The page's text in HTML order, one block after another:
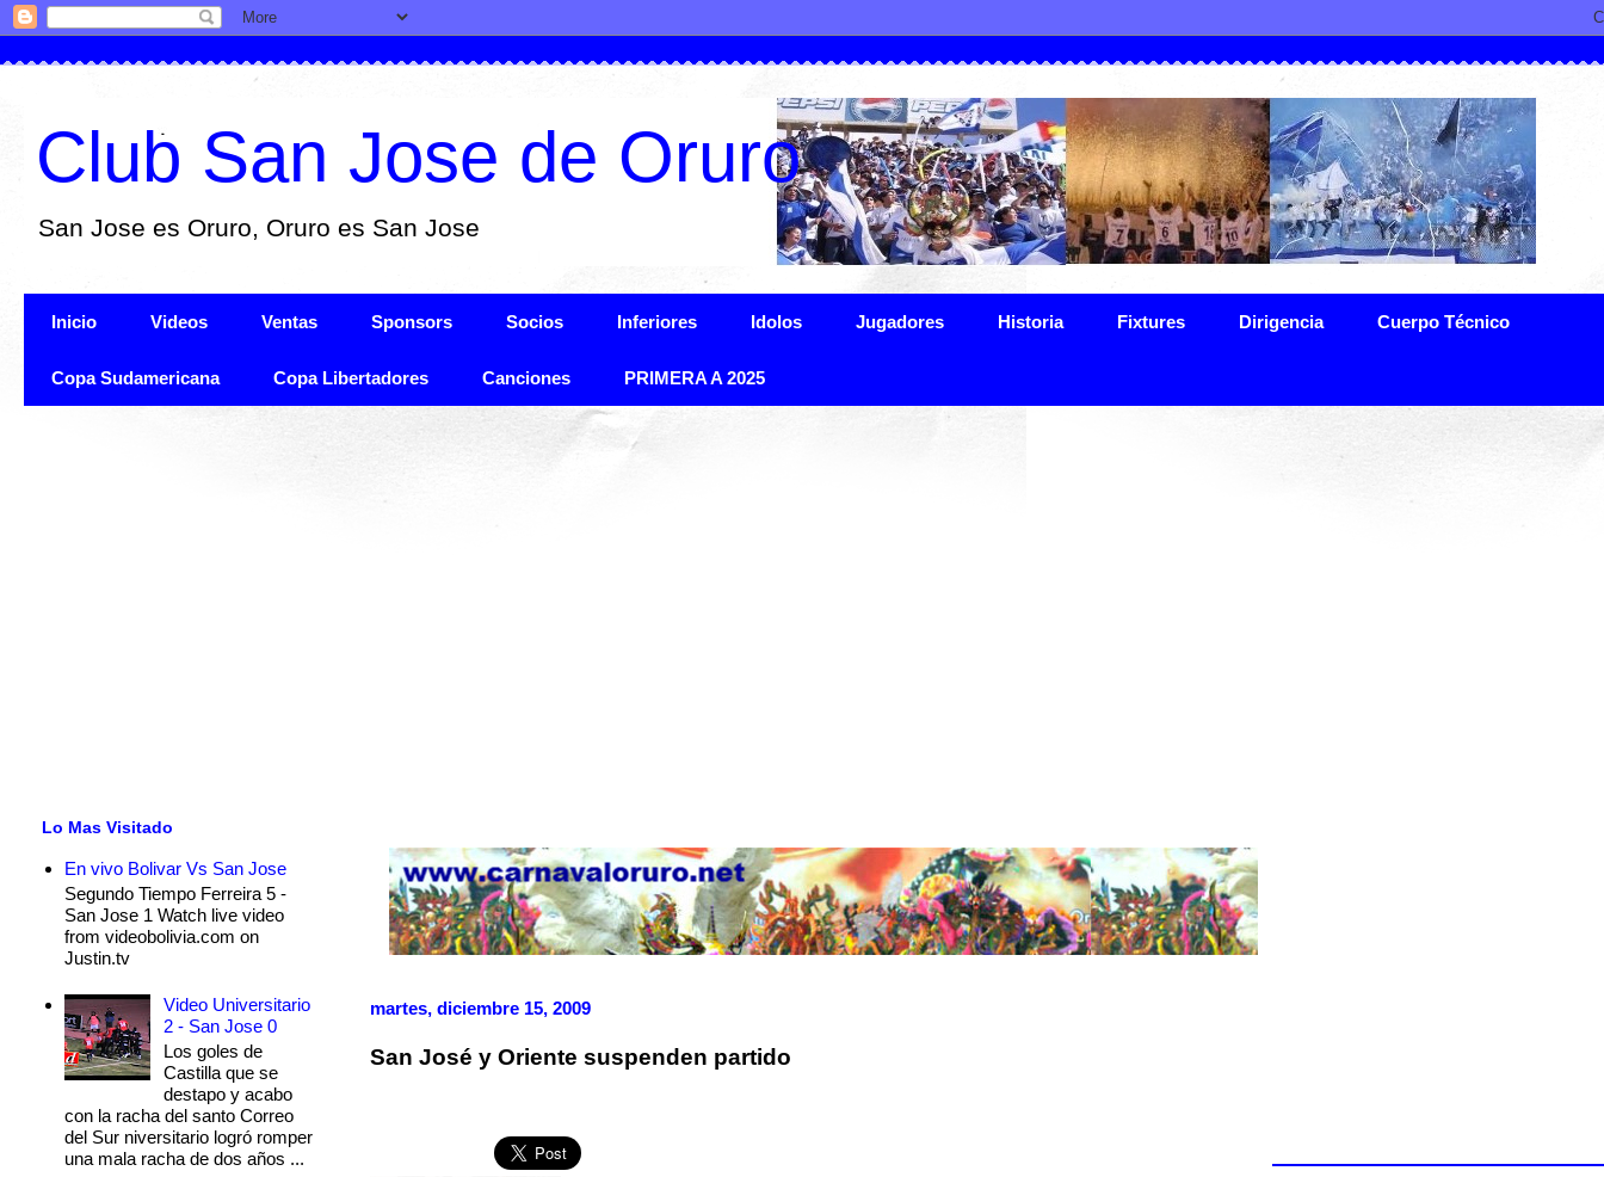
Club San Jose de Oruro
San Jose es Oruro, Oruro es San Jose
Inicio Videos Ventas Sponsors Socios Inferiores Idolos Jugadores Historia Fixtures Dirigencia Cuerpo Técnico
Copa Sudamericana Copa Libertadores Canciones PRIMERA A 2025
martes, diciembre 15, 2009
San José y Oriente suspenden partido
Lo Mas Visitado
En vivo Bolivar Vs San Jose
Segundo Tiempo Ferreira 5 -
San Jose 1 Watch live video
from videobolivia.com on
Justin.tv
Video Universitario
2 - San Jose 0
Los goles de
Castilla que se
destapo y acabo
con la racha del santo Correo
del Sur niversitario logró romper
una mala racha de dos años ...